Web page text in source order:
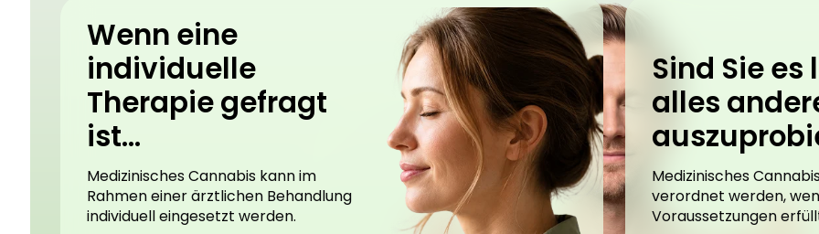
Wenn eine
individuelle
Therapie gefragt
ist...
Medizinisches Cannabis kann im
Rahmen einer ärztlichen Behandlung
individuell eingesetzt werden.
Sind Sie es
alles
Medizinisches
verordnet werden,
Voraussetzungen